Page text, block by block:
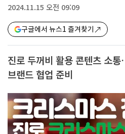
2024.11.15 오전 09:09
구글에서 뉴스1 즐겨찾기
진로 두꺼비 활용 콘텐츠 소
브랜드 협업 준비